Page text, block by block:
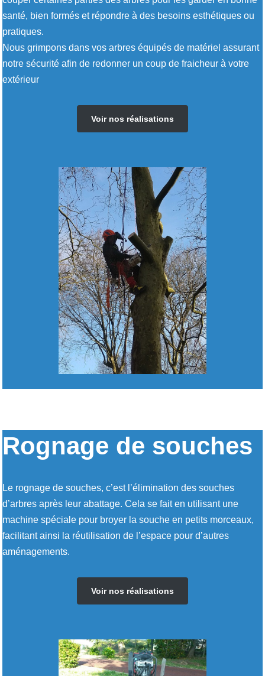
santé, bien formés et répondre à des besoins esthétiques ou
pratiques.
Nous grimpons dans vos arbres équipés de matériel assurant
notre sécurité afin de redonner un coup de fraicheur à votre
extérieur
Voir nos réalisations
Rognage de souches
Le rognage de souches, c’est l’élimination des souches
d’arbres après leur abattage. Cela se fait en utilisant une
machine spéciale pour broyer la souche en petits morceaux,
facilitant ainsi la réutilisation de l’espace pour d’autres
aménagements.
Voir nos réalisations